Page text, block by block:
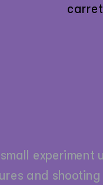
experiment
and